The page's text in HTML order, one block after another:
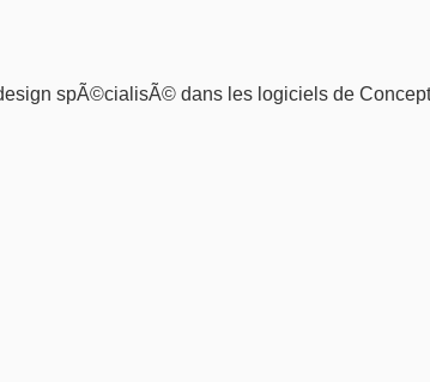
spÃ©cialisÃ© dans les logiciels de